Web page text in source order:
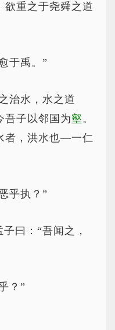
欲重之于尧舜之道
于禹。”
治水，水之道
吾子以邻国为壑。
，洪水也—一仁
乎执？”
曰：“吾闻之，
？”